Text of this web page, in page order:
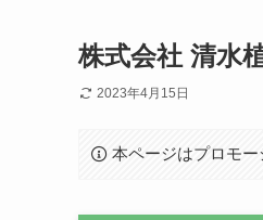
株式会社 清水
2023年4月15日
本ページはプロモ